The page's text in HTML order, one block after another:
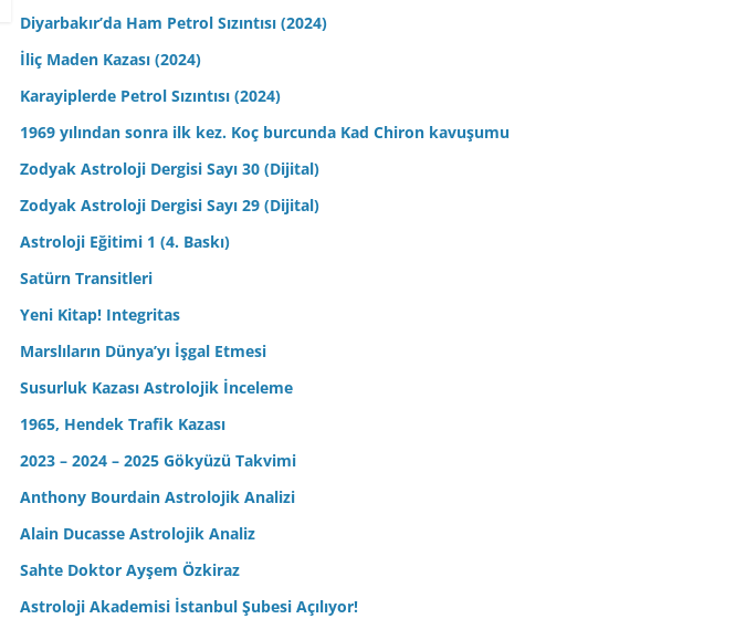
Diyarbakır’da Ham Petrol Sızıntısı (2024)
İliç Maden Kazası (2024)
Karayiplerde Petrol Sızıntısı (2024)
1969 yılından sonra ilk kez. Koç burcunda Kad Chiron kavuşumu
Zodyak Astroloji Dergisi Sayı 30 (Dijital)
Zodyak Astroloji Dergisi Sayı 29 (Dijital)
Astroloji Eğitimi 1 (4. Baskı)
Satürn Transitleri
Yeni Kitap! Integritas
Marslıların Dünya’yı İşgal Etmesi
Susurluk Kazası Astrolojik İnceleme
1965, Hendek Trafik Kazası
2023 – 2024 – 2025 Gökyüzü Takvimi
Anthony Bourdain Astrolojik Analizi
Alain Ducasse Astrolojik Analiz
Sahte Doktor Ayşem Özkiraz
Astroloji Akademisi İstanbul Şubesi Açılıyor!